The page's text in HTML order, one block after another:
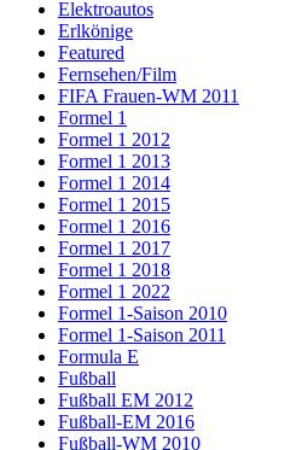
Elektroautos
Erlkönige
Featured
Fernsehen/Film
FIFA Frauen-WM 2011
Formel 1
Formel 1 2012
Formel 1 2013
Formel 1 2014
Formel 1 2015
Formel 1 2016
Formel 1 2017
Formel 1 2018
Formel 1 2022
Formel 1-Saison 2010
Formel 1-Saison 2011
Formula E
Fußball
Fußball EM 2012
Fußball-EM 2016
Fußball-WM 2010